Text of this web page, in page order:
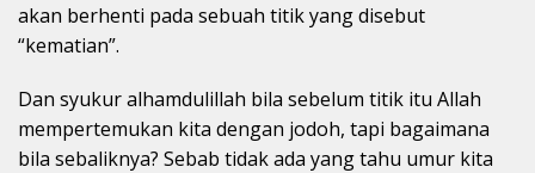
akan berhenti pada sebuah titik yang disebut
“kematian”.
Dan syukur alhamdulillah bila sebelum titik itu Allah
mempertemukan kita dengan jodoh, tapi bagaimana
bila sebaliknya? Sebab tidak ada yang tahu umur kita